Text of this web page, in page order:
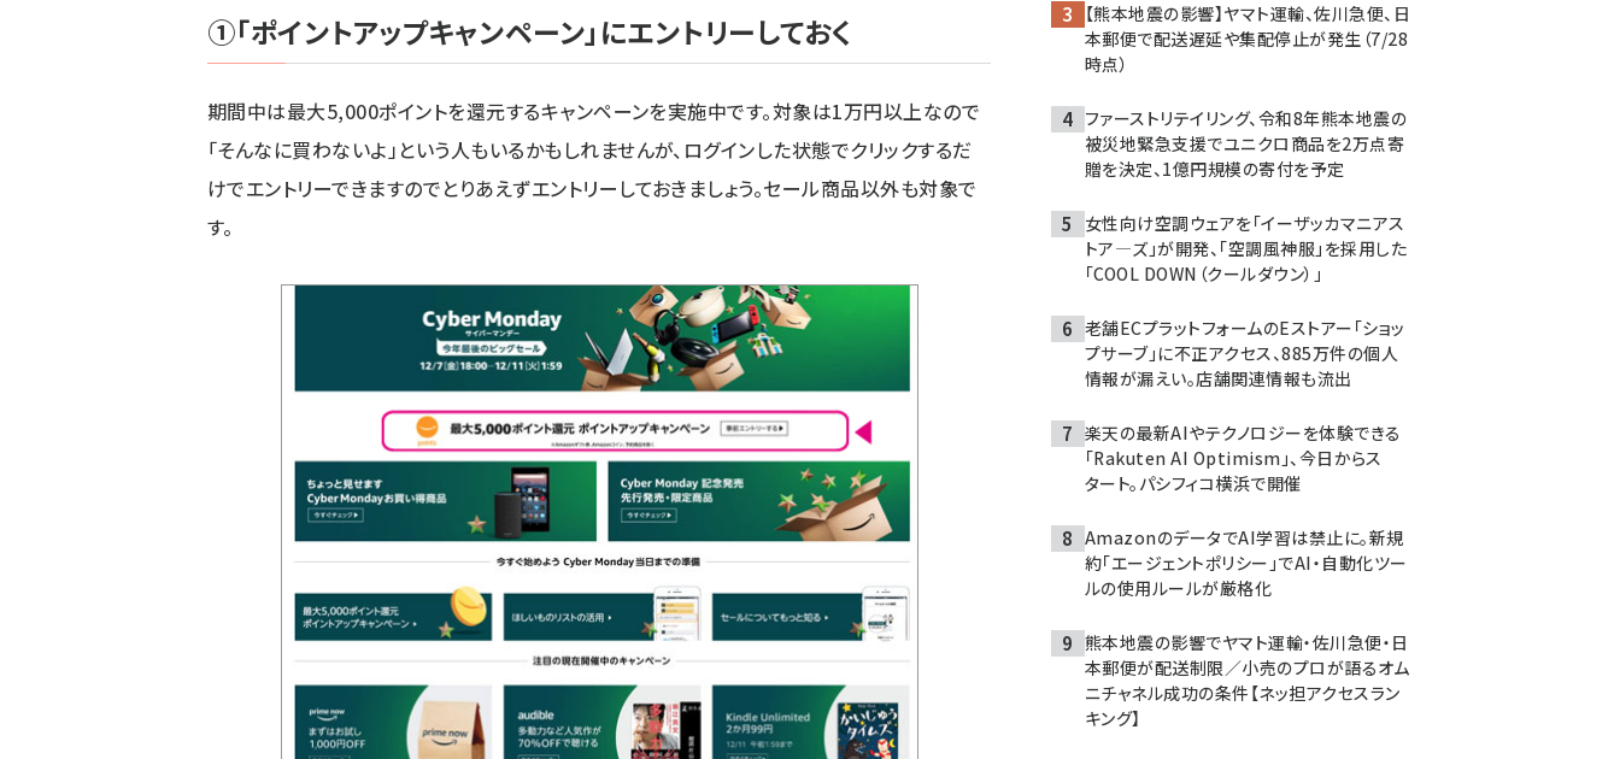
①「ポイントアップキャンペーン」にエントリーしておく
期間中は最大5,000ポイントを還元するキャンペーンを実施中です。対象は1万円以上なので
「そんなに買わないよ」という人もいるかもしれませんが、ログインした状態でクリックするだ
けでエントリーできますのでとりあえずエントリーしておきましょう。セール商品以外も対象で
す。
【熊本地震の影響】ヤマト運輸、佐川急便、日
本郵便で配送遅延や集配停止が発生（7/28
時点）
ファーストリテイリング、令和8年熊本地震の
被災地緊急支援でユニクロ商品を2万点寄
贈を決定、1億円規模の寄付を予定
女性向け空調ウェアを「イーザッカマニアス
トア―ズ」が開発、「空調風神服」を採用した
「COOL DOWN（クールダウン）」
老舗ECプラットフォームのEストアー「ショッ
プサーブ」に不正アクセス、885万件の個人
情報が漏えい。店舗関連情報も流出
楽天の最新AIやテクノロジーを体験できる
「Rakuten AI Optimism」、今日からス
タート。パシフィコ横浜で開催
AmazonのデータでAI学習は禁止に。新規
約「エージェントポリシー」でAI・自動化ツー
ルの使用ルールが厳格化
熊本地震の影響でヤマト運輸・佐川急便・日
本郵便が配送制限／小売のプロが語るオム
ニチャネル成功の条件【ネッ担アクセスラン
キング】